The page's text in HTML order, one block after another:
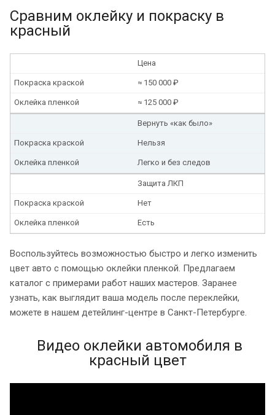
Сравним оклейку и покраску в
красный
Цена
≈ 150 000 ₽
Покраска краской
≈ 125 000 ₽
Оклейка пленкой
Вернуть «как было»
Нельзя
Покраска краской
Легко и без следов
Оклейка пленкой
Защита ЛКП
Нет
Покраска краской
Есть
Оклейка пленкой
Воспользуйтесь возможностью быстро и легко изменить
цвет авто с помощью оклейки пленкой. Предлагаем
каталог с примерами работ наших мастеров. Заранее
узнать, как выглядит ваша модель после переклейки,
можете в нашем детейлинг-центре в Санкт-Петербурге.
Видео оклейки автомобиля в
красный цвет